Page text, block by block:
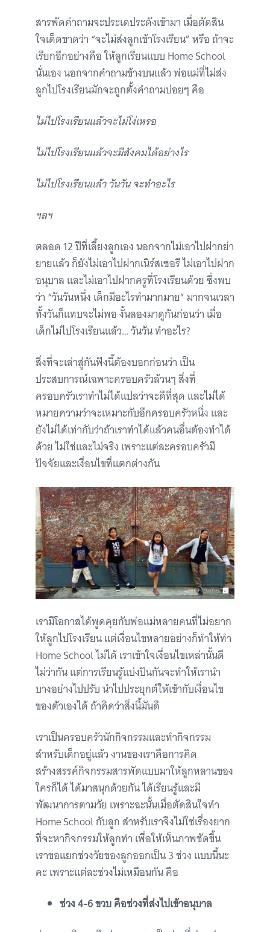
สารพัดคำถามจะประเดประดังเข้ามา เมื่อตัดสิน
ใจเด็ดขาดว่า “จะไม่ส่งลูกเข้าโรงเรียน” หรือ ถ้าจะ
เรียกอีกอย่างคือ ให้ลูกเรียนแบบ Home School
นั่นเอง นอกจากคำถามข้างบนแล้ว พ่อแม่ที่ไม่ส่ง
ลูกไปโรงเรียนมักจะถูกตั้งคำถามบ่อยๆ คือ
ไม่ไปโรงเรียนแล้วจะไม่โง่เหรอ
ไม่ไปโรงเรียนแล้วจะมีสังคมได้อย่างไร
ไม่ไปโรงเรียนแล้ว วันวัน จะทำอะไร
ฯลฯ
ตลอด 12 ปีที่เลี้ยงลูกเอง นอกจากไม่เอาไปฝากย่า
ยายแล้ว ก็ยังไม่เอาไปฝากเนิร์สเซอรี ไม่เอาไปฝาก
อนุบาล และไม่เอาไปฝากครูที่โรงเรียนด้วย ซึ่งพบ
ว่า “วันวันหนึ่ง เด็กมีอะไรทำมากมาย” มากจนเวลา
ทั้งวันก็แทบจะไม่พอ งั้นลองมาดูกันก่อนว่า เมื่อ
เด็กไม่ไปโรงเรียนแล้ว… วันวัน ทำอะไร?
สิ่งที่จะเล่าสู่กันฟังนี้ต้องบอกก่อนว่า เป็น
ประสบการณ์เฉพาะครอบครัวล้วนๆ สิ่งที่
ครอบครัวเราทำไม่ได้แปลว่าจะดีที่สุด และไม่ได้
หมายความว่าจะเหมาะกับอีกครอบครัวหนึ่ง และ
ยังไม่ได้เท่ากับว่าถ้าเราทำได้แล้วคนอื่นต้องทำได้
ด้วย ไม่ใช่และไม่จริง เพราะแต่ละครอบครัวมี
ปัจจัยและเงื่อนไขที่แตกต่างกัน
เรามีโอกาสได้พูดคุยกับพ่อแม่หลายคนที่ไม่อยาก
ให้ลูกไปโรงเรียน แต่เงื่อนไขหลายอย่างก็ทำให้ทำ
Home School ไม่ได้ เราเข้าใจเงื่อนไขเหล่านั้นดี
ไม่ว่ากัน แต่การเรียนรู้แบ่งปันกันจะทำให้เรานำ
บางอย่างไปปรับ นำไปประยุกต์ให้เข้ากับเงื่อนไข
ของตัวเองได้ ถ้าคิดว่าสิ่งนี้มันดี
เราเป็นครอบครัวนักกิจกรรมและทำกิจกรรม
สำหรับเด็กอยู่แล้ว งานของเราคือการคิด
สร้างสรรค์กิจกรรมสารพัดแบบมาให้ลูกหลานของ
ใครก็ได้ ได้มาสนุกด้วยกัน ได้เรียนรู้และมี
พัฒนาการตามวัย เพราะฉะนั้นเมื่อตัดสินใจทำ
Home School กับลูก สำหรับเราจึงไม่ใช่เรื่องยาก
ที่จะหากิจกรรมให้ลูกทำ เพื่อให้เห็นภาพชัดขึ้น
เราขอแยกช่วงวัยของลูกออกเป็น 3 ช่วง แบบนี้นะ
คะ เพราะแต่ละช่วงไม่เหมือนกัน คือ
ช่วง 4-6 ขวบ คือช่วงที่ส่งไปเข้าอนุบาล